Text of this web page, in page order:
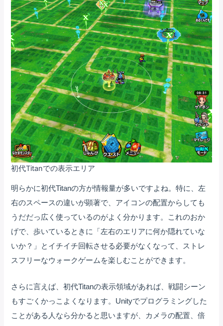
初代Titanでの表示エリア
明らかに初代Titanの方が情報量が多いですよね。特に、左
右のスペースの違いが顕著で、アイコンの配置からしても
うだだっ広く使っているのがよく分かります。これのおか
げで、歩いているときに「左右のエリアに何か隠れていな
いか？」とイチイチ回転させる必要がなくなって、ストレ
スフリーなウォークゲームを楽しむことができます。
さらに言えば、初代Titanの表示領域があれば、戦闘シーン
もすごくかっこよくなります。Unityでプログラミングした
ことがある人なら分かると思いますが、カメラの配置、倍